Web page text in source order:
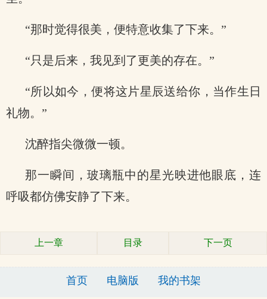
“那时觉得很美，便特意收集了下来。”
“只是后来，我见到了更美的存在。”
“所以如今，便将这片星辰送给你，当作生日
礼物。”
沈醉指尖微微一顿。
那一瞬间，玻璃瓶中的星光映进他眼底，连
呼吸都仿佛安静了下来。
上一章 目录 下一页
首页 电脑版 我的书架